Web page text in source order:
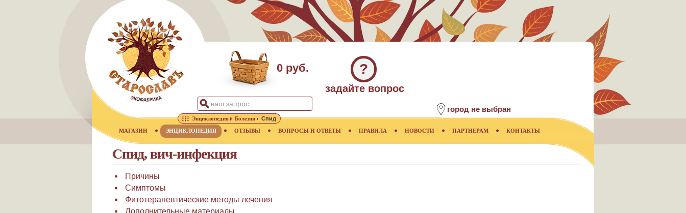
0 руб. ?
задайте вопрос
город не выбран
МАГАЗИН ЭНЦИКЛОПЕДИЯ ОТЗЫВЫ ВОПРОСЫ И ОТВЕТЫ ПРАВИЛА НОВОСТИ ПАРТНЕРАМ КОНТАКТЫ
Энциклопедия Болезни Спид
Спид, вич-инфекция
Причины
Симптомы
Фитотерапевтические методы лечения
Дополнительные материалы